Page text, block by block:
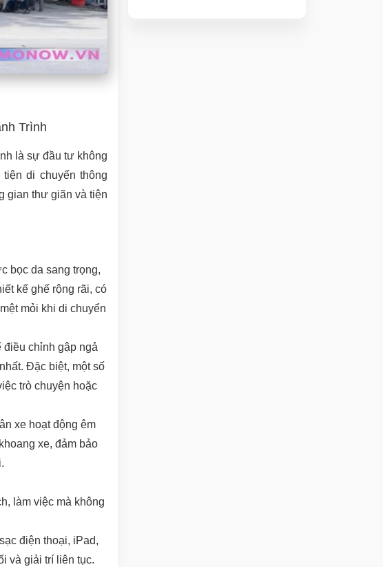
Trình
là sự đầu tư không
di chuyển thông
gian thư giãn và tiện
bọc da sang trọng,
kế ghế rộng rãi, có
mỏi khi di chuyển
chỉnh gập ngả
Đặc biệt, một số
trò chuyện hoặc
xe hoạt động êm
xe, đảm bảo
làm việc mà không
điện thoại, iPad,
và giải trí liên tục.